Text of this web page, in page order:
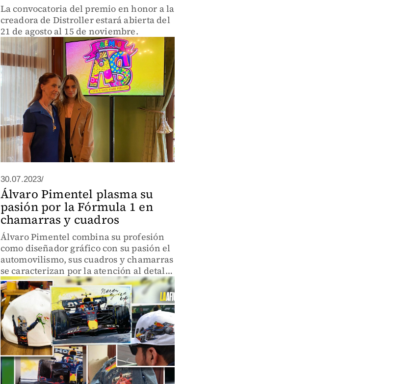
La convocatoria del premio en honor a la
creadora de Distroller estará abierta del
21 de agosto al 15 de noviembre.
30.07.2023/
Álvaro Pimentel plasma su
pasión por la Fórmula 1 en
chamarras y cuadros
Álvaro Pimentel combina su profesión
como diseñador gráfico con su pasión el
automovilismo, sus cuadros y chamarras
se caracterizan por la atención al detalle
que encantan a fanáticos y clientes